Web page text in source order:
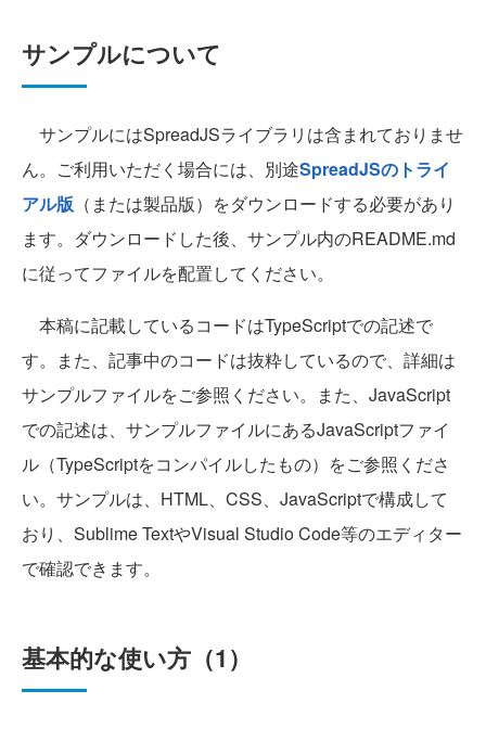
サンプルについて
サンプルにはSpreadJSライブラリは含まれておりませ
ん。ご利用いただく場合には、別途SpreadJSのトライ
アル版 （または製品版）をダウンロードする必要があり
ます。ダウンロードした後、サンプル内のREADME.md
に従ってファイルを配置してください。
本稿に記載しているコードはTypeScriptでの記述で
す。また、記事中のコードは抜粋しているので、詳細は
サンプルファイルをご参照ください。また、JavaScript
での記述は、サンプルファイルにあるJavaScriptファイ
ル（TypeScriptをコンパイルしたもの）をご参照くださ
い。サンプルは、HTML、CSS、JavaScriptで構成して
おり、Sublime TextやVisual Studio Code等のエディター
で確認できます。
基本的な使い方（1）